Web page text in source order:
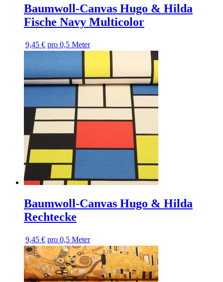
Baumwoll-Canvas Hugo & Hilda
Fische Navy Multicolor
9,45 € pro 0,5 Meter
Baumwoll-Canvas Hugo & Hilda
Rechtecke
9,45 € pro 0,5 Meter